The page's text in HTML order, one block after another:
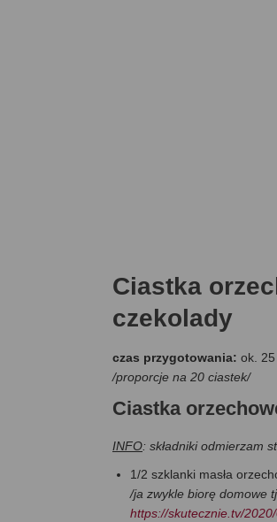
Ciastka
czekolady
czas przygotowania: ok.
/proporcje na 20 ciastek/
Ciastka
INFO: składniki odmierzam
1/2 szklanki masła
/ja zwykle biorę domowe
https://skutecznie.tv/